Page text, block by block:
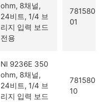
ohm, 8채널,
24비트, 1/4 브
리지 입력 보드
전용
781580-
01
NI 9236E 350
ohm, 8채널,
24비트, 1/4 브
리지 입력 보드
781580-
10